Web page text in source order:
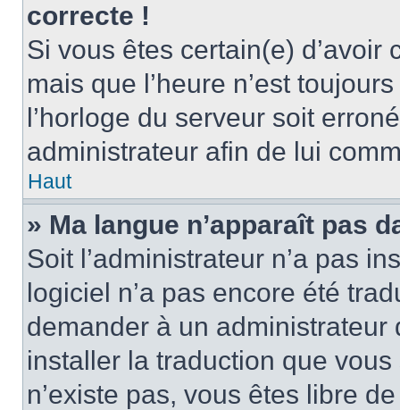
correcte !
Si vous êtes certain(e)
mais que l’heure n’est
l’horloge du serveur soit
administrateur afin de lui
Haut
» Ma langue n’apparaît pas
Soit l’administrateur n’a pas
logiciel n’a pas encore été
demander à un administrateur
installer la traduction que
n’existe pas, vous êtes libre